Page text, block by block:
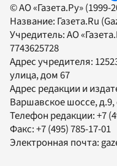
© АО «Газета.Ру» (1999-
Название: Газета.Ru
Учредитель:АО
7743625728
Адрес учредителя:
улица, дом 67
Адрес редакции и
Варшавское шоссе, д.9,
Телефон редакции:+7
Факс:+7 (495) 785-17-01
Электронная почта: